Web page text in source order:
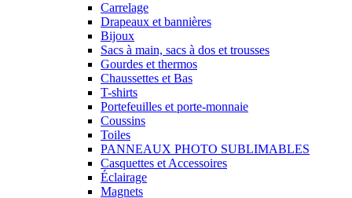
Carrelage
Drapeaux et bannières
Bijoux
Sacs à main, sacs à dos et trousses
Gourdes et thermos
Chaussettes et Bas
T-shirts
Portefeuilles et porte-monnaie
Coussins
Toiles
PANNEAUX PHOTO SUBLIMABLES
Casquettes et Accessoires
Éclairage
Magnets